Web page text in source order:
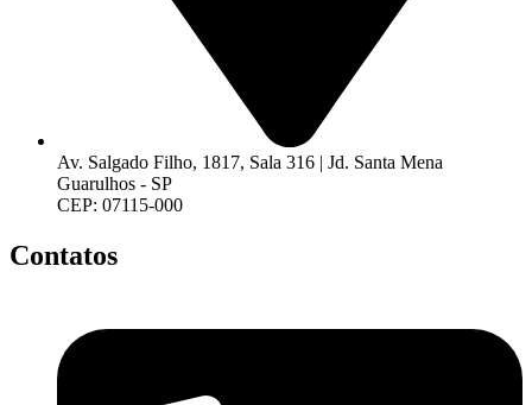
Av. Salgado Filho, 1817, Sala 316 | Jd. Santa Mena
Guarulhos - SP
CEP: 07115-000
Contatos